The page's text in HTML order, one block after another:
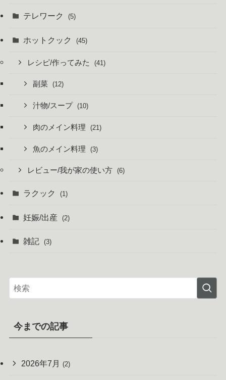
テレワーク (5)
ホットクック (45)
レシピ/作ってみた (41)
副菜 (12)
汁物/スープ (10)
肉のメイン料理 (21)
魚のメイン料理 (3)
レビュー/我が家の使い方 (6)
ラクック (1)
妊娠/出産 (2)
雑記 (3)
今までの記事
2026年7月 (2)